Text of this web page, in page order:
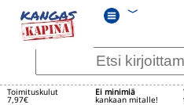
﹀
Toimituskulut
7,97€
Ei minimiä
kankaan mitalle!